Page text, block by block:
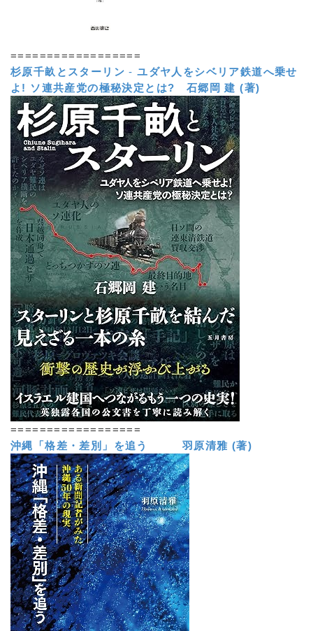
==================
杉原千畝とスターリン -ユダヤ人をシベリア鉄道へ乗せ
よ! ソ連共産党の極秘決定とは?
石郷岡 建 (著)
==================
沖縄「格差・差別」を追う 羽原清雅 (著)